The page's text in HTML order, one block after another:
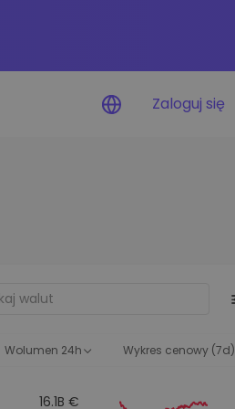
optymalne wyniki
Zaloguj się
Wolumen 24h Wykres cenowy (7d)
16.1B €